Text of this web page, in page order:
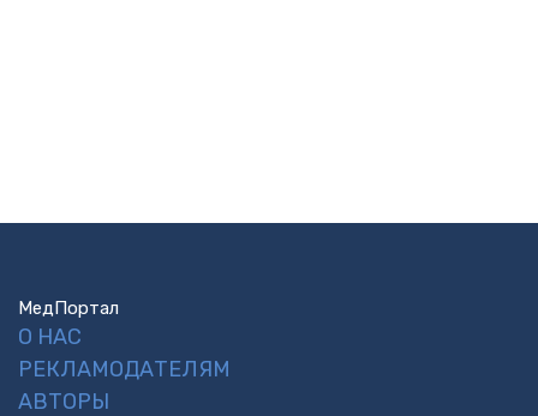
МедПортал
О НАС
РЕКЛАМОДАТЕЛЯМ
АВТОРЫ